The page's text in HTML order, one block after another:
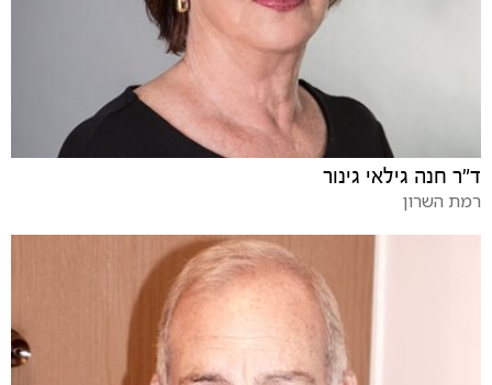
ד"ר חנה גילאי גינור
רמת השרון